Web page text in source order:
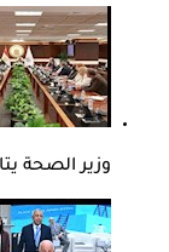
وزير الصحة